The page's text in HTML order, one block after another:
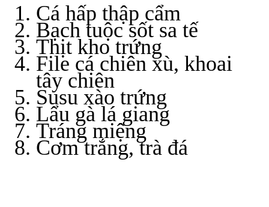
Cá hấp thập cẩm
Bạch tuộc sốt sa tế
Thịt kho trứng
File cá chiên xù, khoai
tây chiên
Susu xào trứng
Lẩu gà lá giang
Tráng miệng
Cơm trắng, trà đá